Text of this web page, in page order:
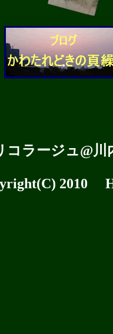
コラージュ@
2010